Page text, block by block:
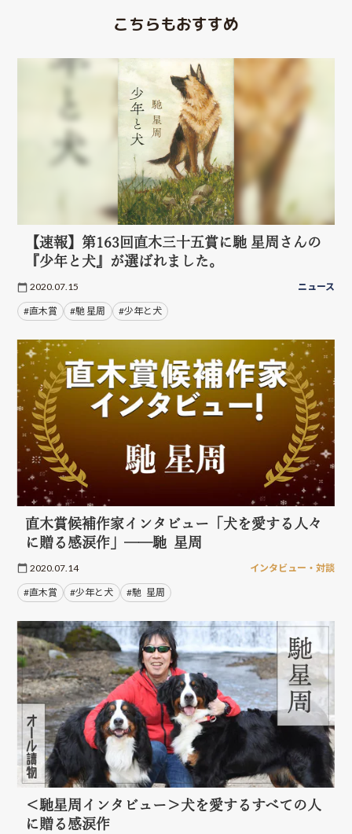
こちらもおすすめ
【速報】第163回直木三十五賞に馳 星周さんの
『少年と犬』が選ばれました。
2020.07.15 ニュース
#直木賞 #馳 星周 #少年と犬
直木賞候補作家インタビュー「犬を愛する人々
に贈る感涙作」──馳 星周
2020.07.14 インタビュー・対談
#直木賞 #少年と犬 #馳 星周
＜馳星周インタビュー＞犬を愛するすべての人
に贈る感涙作